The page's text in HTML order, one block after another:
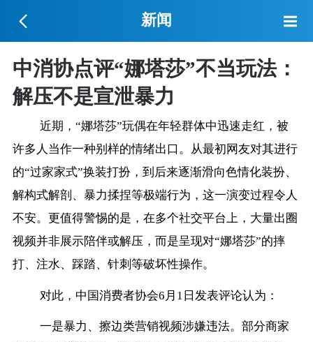
新闻
中消协点评“娜塔莎”不当玩法：
解压不是宣泄暴力
近期，“娜塔莎”玩偶在年轻群体中迅速走红，被
许多人当作一种别样的情绪出口。从最初网友对其进行
的“过家家式”换装打扮，到后来逐渐滑向色情化装扮、
解构式解剖、暴力揉捏等极端行为，这一演变过程令人
不安。更值得警惕的是，在多个社交平台上，大量出圈
视频并非展示陪伴或解压，而是呈现对“娜塔莎”的摔
打、注水、踩踏、针刺等破坏性操作。
对此，中国消费者协会6月1日发表评论认为：
一是暴力、擦边类营销视频涉嫌违法。部分商家